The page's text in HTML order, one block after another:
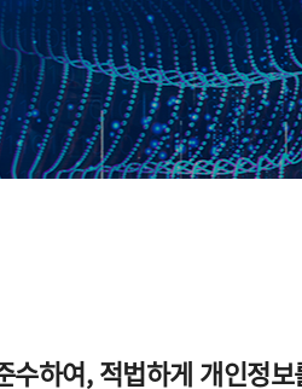
하여, 적법하게 개인정